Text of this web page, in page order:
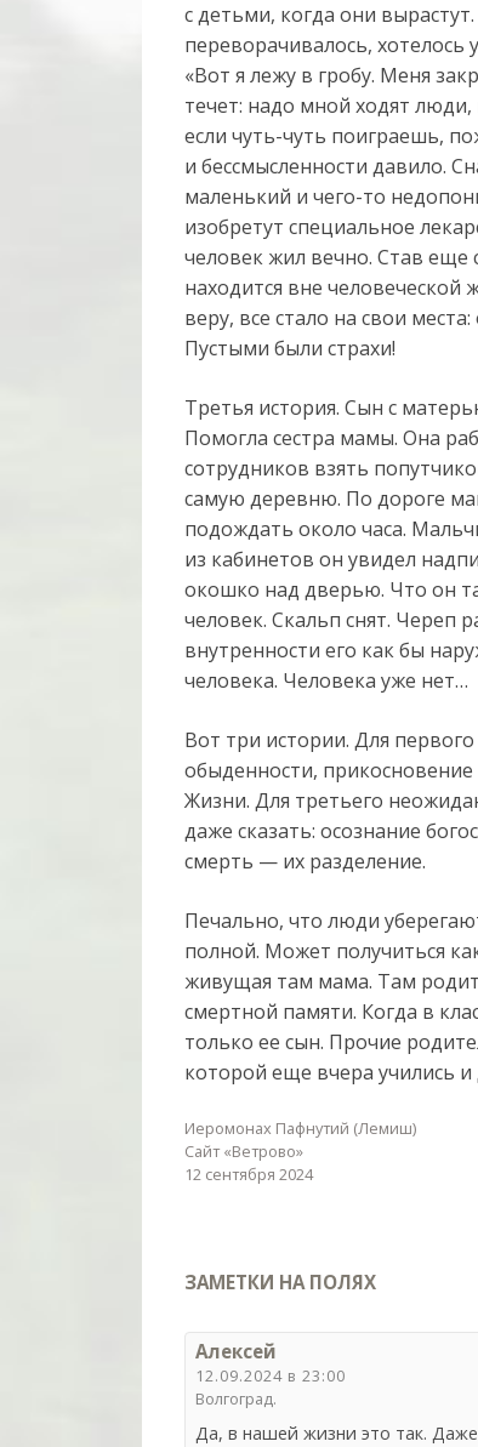
с детьми, когда они
переворачивалось,
«Вот я лежу в гробу. Меня
течет: надо мной ходят
если чуть-чуть поиграешь,
и бессмысленности давило.
маленький и чего-то
изобретут специальное
человек жил вечно. Став еще
находится вне человеческой
веру, все стало на свои
Пустыми были страхи!
Третья история. Сын с
Помогла сестра мамы. Она
сотрудников взять
самую деревню. По дороге
подождать около часа.
из кабинетов он увидел
окошко над дверью. Что он
человек. Скальп снят. Череп
внутренности его как бы
человека. Человека уже нет…
Вот три истории. Для
обыденности,
Жизни. Для третьего
даже сказать: осознание
смерть — их разделение.
Печально, что люди
полной. Может получиться
живущая там мама. Там
смертной памяти. Когда в
только ее сын. Прочие
которой еще вчера учились и
Иеромонах Пафнутий (Лемиш)
Сайт «Ветрово»
12 сентября 2024
ЗАМЕТКИ НА ПОЛЯХ
Алексей
12.09.2024 в 23:00
Волгоград.
Да, в нашей жизни это так.